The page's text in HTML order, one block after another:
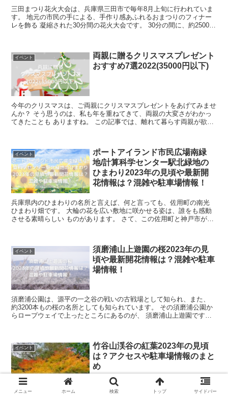
三田まつり花火大会は、兵庫県三田市で毎年8月上旬に行われていま
す。 地元の市民の手による、手作り感あふれるおまつりのフィナー
レを飾る 凝縮された30分間の花火大会です。 30分の間に、約2500発
イベント
両親に贈るクリスマスプレゼント
おすすめ7選2022(35000円以下)
今年のクリスマスは、ご両親にクリスマスプレゼントをあげてみませ
んか？ そう思うのは、私も年を重ねてきて、両親の大変さがわかっ
てきたことも ありますね。 この記事では、離れて暮らす両親が欲し
イベント
ポートアイランド市民広場南緑
地/計算科学センター駅北緑地の
ひまわり2023年の見頃や最新開
花情報は？混雑や駐車場情報！
兵庫県内のひまわりの名所と言えば、何と言っても、佐用町の南光
ひまわり畑です。 大輪の花を広い敷地に咲かせる姿は、誰をも感動
させる素晴らしい ものがあります。 さて、この佐用町と神戸市が、
イベント
須磨浦山上遊園の桜2023年の見
頃や最新開花情報は？混雑や駐車
場情報！
須磨浦公園は、源平の一之谷の戦いの古戦場として知られ、また、
約3200本もの桜の名所としても知られています。 その須磨浦公園か
らロープウェイで上ったところにあるのが、 須磨浦山上遊園です。
イベント
竹谷山渓谷の紅葉2023年の見頃
は？アクセスや駐車場情報のまと
め
兵庫県多可郡にある竹谷山渓谷は、大きさの異なる多くの滝があり、
メニュー ホーム 検索 トップ サイドバー